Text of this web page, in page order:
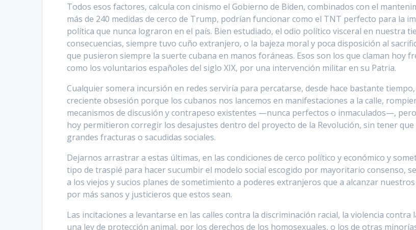
Todos esos factores, calcula con cinismo el Gobierno de Biden, combinados con el
más de 240 medidas de cerco de Trump, podrían funcionar como el TNT perfecto para la
política que nunca lograron en el país. Bien estudiado, el odio político visceral en nuestra
consecuencias, siempre tuvo cuño extranjero, o la bajeza moral y poca disposición al
que pusieron siempre la suerte cubana en manos foráneas. Esos son los que claman hoy
como los voluntarios españoles del siglo XIX, por una intervención militar en su Patria.
Cualquier somera incursión en redes serviría para percatarse, desde hace bastante tiempo,
creciente obsesión porque los cubanos nos lancemos en manifestaciones a la calle,
mecanismos de discusión y contrapeso existentes —nunca perfectos o inmaculados—,
hoy permitieron corregir los desajustes dentro del proyecto de la Revolución, sin tener que
grandes fracturas o sacudidas sociales.
Dejarnos arrastrar a estas últimas, en las condiciones de cerco político y económico y
tipo de traspié para hacer sucumbir el modelo social escogido por mayoritario consenso,
a los viejos y sucios planes de sometimiento a poderes extranjeros que a alcanzar
por más sanos y justicieros que estos sean.
Las incitaciones a levantarse en las calles contra la discriminación racial, la violencia contra
una ley de protección animal, por los derechos de los homosexuales, o los de otras